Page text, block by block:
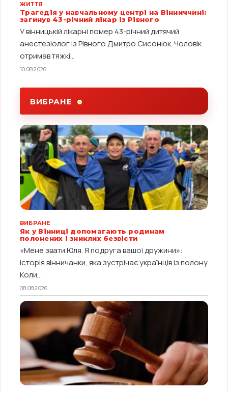
ЖИТТЯ
Трагедія у навчальному центрі на Вінниччині:
загинув 43-річний лікар із Рівного
У вінницькій лікарні помер 43-річний дитячий
анестезіолог із Рівного Дмитро Сисонюк. Чоловік
отримав тяжкі...
10.08.2026
ВИБРАНЕ
ВИБРАНЕ
Як у Вінниці допомагають родинам
полонених і зниклих безвісти
«Мене звати Юля. Я подруга вашої дружини»:
історія вінничанки, яка зустрічає українців із полону
Коли...
08.08.2026